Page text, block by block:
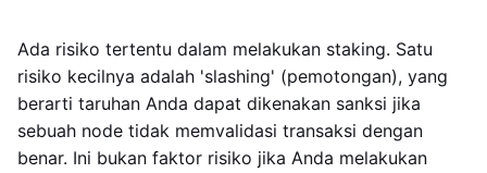
Ada risiko tertentu dalam melakukan staking. Satu
risiko kecilnya adalah 'slashing' (pemotongan), yang
berarti taruhan Anda dapat dikenakan sanksi jika
sebuah node tidak memvalidasi transaksi dengan
benar. Ini bukan faktor risiko jika Anda melakukan